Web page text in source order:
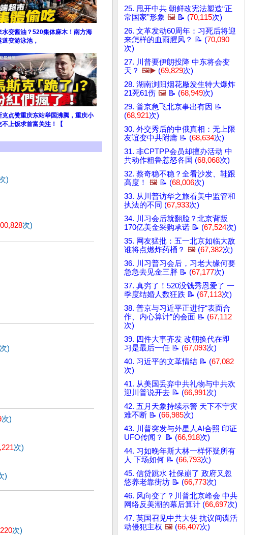
水变酱油？520集体麻木！南方海
道变游泳池，
克点赞重庆东站举国沸腾，重庆小
不上饭求首富关注！【
)
次)
次)
次)
次)
)
次)
25. 甩开中共 朝鲜改宪法塑造“正
常国家”形象 🖼️ 📝 (70,115次)
26. 文革发动60周年：习死后将迎
来怎样的血雨腥风？ 📝 (70,090
次)
27. 川普要伊朗投降 中东将会变
天？ 🖼️▶️ (69,829次)
28. 湖南浏阳烟花厰发生特大爆炸
21死61伤 🖼️ 📝 (68,949次)
29. 普京急飞北京事出有因 📝
(68,921次)
30. 外交秀后的中俄真相：无上限
友谊变中共附庸 📝 (68,634次)
31. 非CPTPP会员却擅办活动 中
共动作粗鲁惹怒各国 (68,068次)
32. 蔡奇稳不稳？全看沙发、鞋跟
高度！
🖼️ 📝 (68,006次)
33. 从川普访华之旅看美中监管和
执法的不同 (67,933次)
34. 川习会后就翻脸？北京背叛
170亿美金采购承诺 📝 (67,524次)
35. 网友猛批：五一北京如临大敌
谁将点燃炸药桶？ 🖼️ (67,382次)
36. 川习普习会后，习老大缘何要
急急去见金三胖 📝 (67,177次)
37. 真穷了！520没钱秀恩爱了 一
季度结婚人数狂跌 📝 (67,113次)
38. 普京与习近平正进行“表面合
作、内心算计”的会面 📝 (67,112
次)
39. 四件大事齐发 改朝换代在即
习是最后一任 📝 (67,093次)
40. 习近平的文革情结 📝 (67,082
次)
41. 从美国丢弃中共礼物与中共欢
迎川普说开去 📝 (66,991次)
42. 五月天象持续示警 天下不宁灾
难不断 📝 (66,985次)
43. 川普突发与外星人AI合照 印证
UFO传闻？ 📝 (66,918次)
44. 习如晚年斯大林一样怀疑所有
人 下场如何 📝 (66,793次)
45. 信贷跳水 社保崩了 政府又忽
悠养老靠街坊 📝 (66,773次)
46. 风向变了？川普北京峰会 中共
网络反美潮的幕后算计 (66,697次)
47. 英国召见中共大使 抗议间谍活
动侵犯主权 🖼️ (66,407次)